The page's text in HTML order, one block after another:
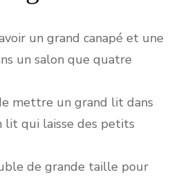
un grand canapé et une
un salon que quatre
mettre un grand lit dans
lit qui laisse des petits
de grande taille pour